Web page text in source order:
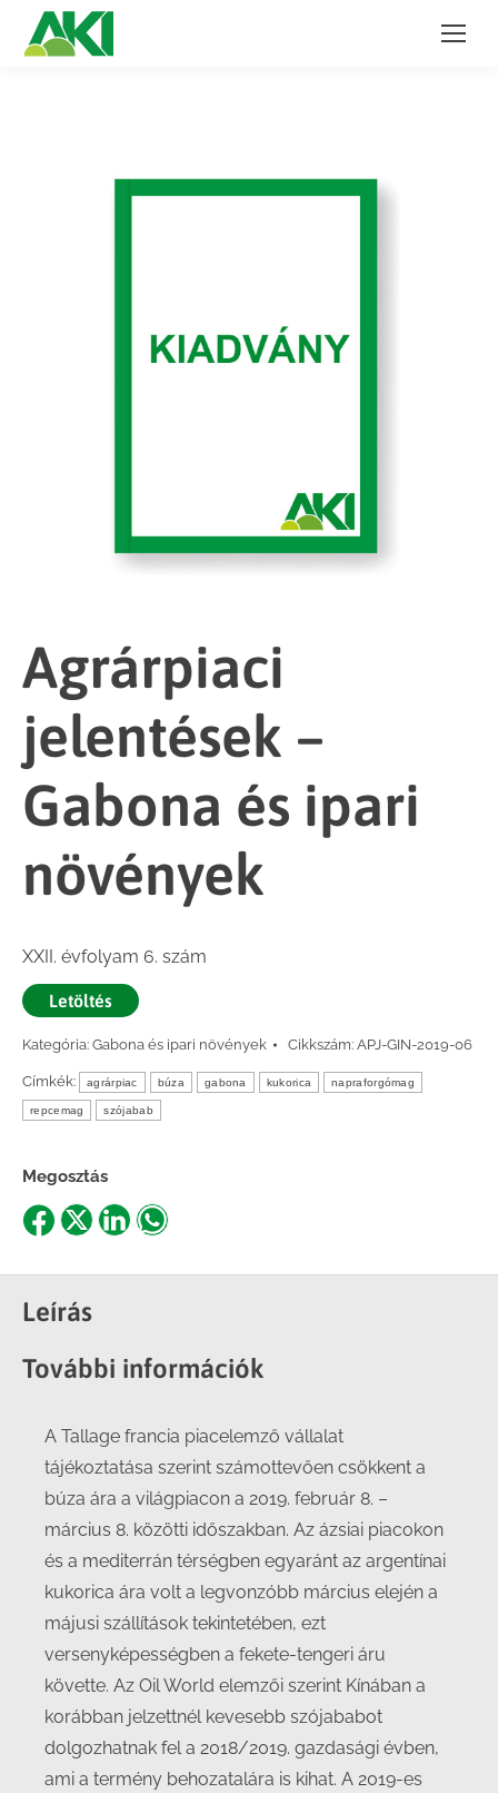
Agrárpiaci
jelentések –
Gabona és ipari
növények
XXII. évfolyam 6. szám
Letöltés
Kategória: Gabona és ipari növények Cikkszám: APJ-GIN-2019-06
Címkék: agrárpiac búza gabona kukorica napraforgómag
repcemag szójabab
Megosztás
Share
Facebook
Share
X
ShareShare
Leírás
További információk
A Tallage francia piacelemző vállalat
tájékoztatása szerint számottevően csökkent a
búza ára a világpiacon a 2019. február 8. –
március 8. közötti időszakban. Az ázsiai piacokon
és a mediterrán térségben egyaránt az argentínai
kukorica ára volt a legvonzóbb március elején a
májusi szállítások tekintetében, ezt
versenyképességben a fekete-tengeri áru
követte. Az Oil World elemzői szerint Kínában a
korábban jelzettnél kevesebb szójababot
dolgozhatnak fel a 2018/2019. gazdasági évben,
ami a termény behozatalára is kihat. A 2019-es